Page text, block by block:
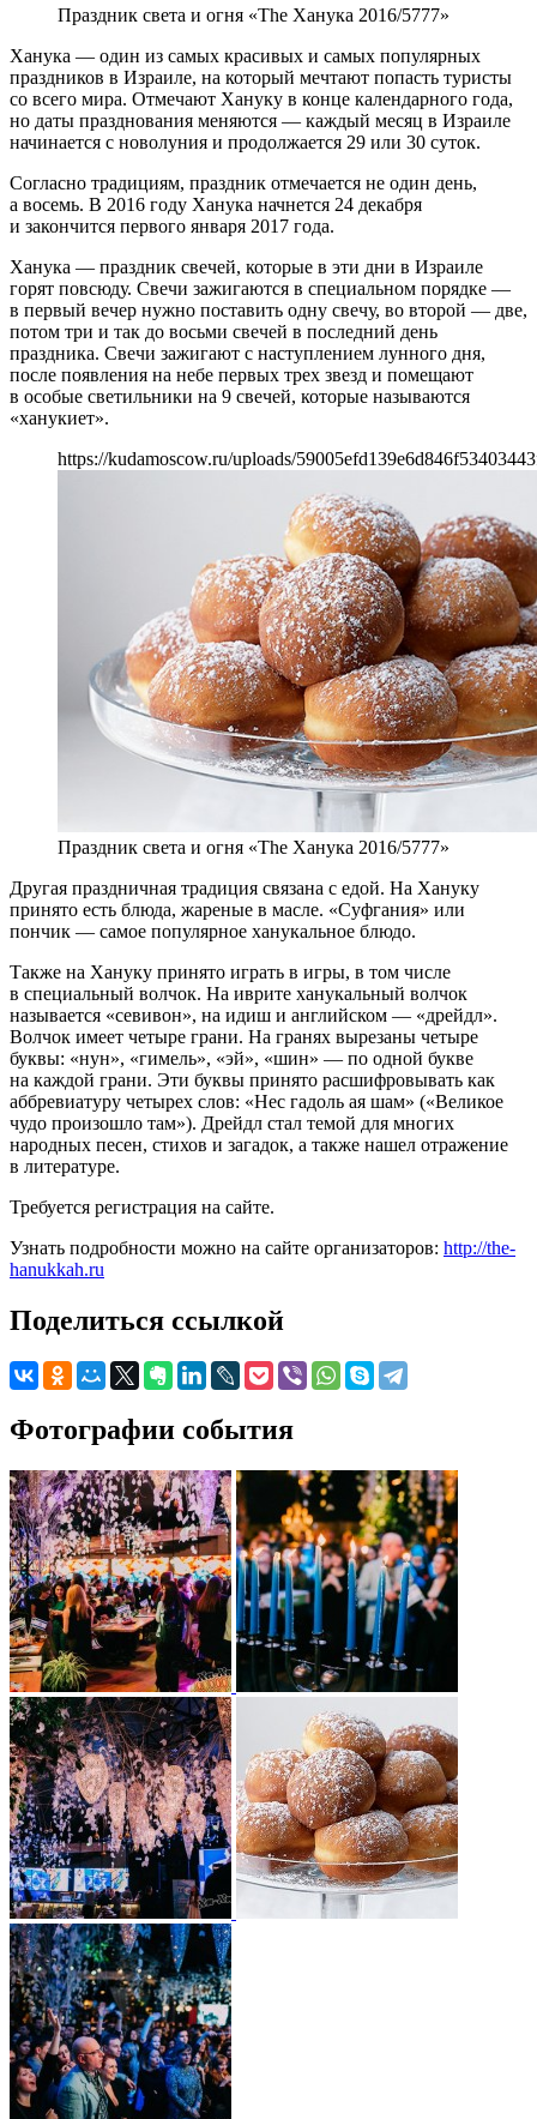
Праздник света и огня «The Ханука 2016/5777»
Ханука — один из самых красивых и самых популярных
праздников в Израиле, на который мечтают попасть туристы
со всего мира. Отмечают Хануку в конце календарного года,
но даты празднования меняются — каждый месяц в Израиле
начинается с новолуния и продолжается 29 или 30 суток.
Согласно традициям, праздник отмечается не один день,
а восемь. В 2016 году Ханука начнется 24 декабря
и закончится первого января 2017 года.
Ханука — праздник свечей, которые в эти дни в Израиле
горят повсюду. Свечи зажигаются в специальном порядке —
в первый вечер нужно поставить одну свечу, во второй — две,
потом три и так до восьми свечей в последний день
праздника. Свечи зажигают с наступлением лунного дня,
после появления на небе первых трех звезд и помещают
в особые светильники на 9 свечей, которые называются
«ханукиет».
https://kudamoscow.ru/uploads/
Праздник света и огня «The Ханука 2016/5777»
Другая праздничная традиция связана с едой. На Хануку
принято есть блюда, жареные в масле. «Суфгания» или
пончик — самое популярное ханукальное блюдо.
Также на Хануку принято играть в игры, в том числе
в специальный волчок. На иврите ханукальный волчок
называется «севивон», на идиш и английском — «дрейдл».
Волчок имеет четыре грани. На гранях вырезаны четыре
буквы: «нун», «гимель», «эй», «шин» — по одной букве
на каждой грани. Эти буквы принято расшифровывать как
аббревиатуру четырех слов: «Нес гадоль ая шам» («Великое
чудо произошло там»). Дрейдл стал темой для многих
народных песен, стихов и загадок, а также нашел отражение
в литературе.
Требуется регистрация на сайте.
Узнать подробности можно на сайте организаторов: http://the-
hanukkah.ru
Поделиться ссылкой
Фотографии события